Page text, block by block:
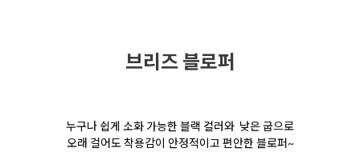
브리즈 블로퍼
누구나 쉽게 소화 가능한 블랙 컬러와 낮은 굽으로
오래 걸어도 착용감이 안정적이고 편안한 블로퍼~